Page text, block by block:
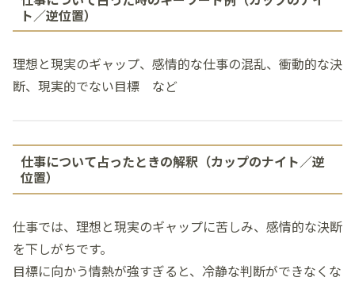
ト／逆位置）
理想と現実のギャップ、感情的な仕事の混乱、衝動的な決
断、現実的でない目標 など
仕事について占ったときの解釈（カップのナイト／逆
位置）
仕事では、理想と現実のギャップに苦しみ、感情的な決断
を下しがちです。
目標に向かう情熱が強すぎると、冷静な判断ができなくな